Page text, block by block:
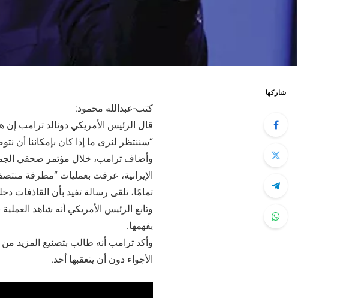
شاركها
كتب-عبدالله محمود:
قال الرئيس الأمريكي دونالد ترامب
“سننتظر لنرى ما إذا كان بإمكاننا أن
وأضاف ترامب، خلال مؤتمر صحفي
الإيرانية، عرفت بعمليات “مطرقة
تمامًا، تلقى رسالة تفيد بأن القاذفات
يفهمها.
الأجواء دون أن يتعقبها أحد.